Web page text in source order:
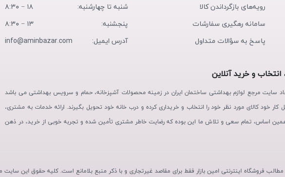
رویه‌های بازگرداندن کالا
سامانه رهگیری سفارشات
پاسخ به سؤالات متداول
شنبه تا چهارشنبه:
۱۸ − ۸:۳۰
پنجشنبه:
۱۳ − ۸:۳۰
آدرس ایمیل:
info@aminbazar.com
انتخاب و خرید آنلاین
سایت مرجع لوازم بهداشتی ساختمان ایران در زمینه محصولات آشپزخانه، حمام و سرویس بهداشتی می باشد
کار خود کالای مورد نظر خود را انتخاب و خریداری کرده و درب خانه خود تحویل بگیرند. ارائه خدمات به مشتری،
اساس، تمام سعی و تلاش ما این بوده که رضایت خاطر مشتری تأمین شده و تجربه خوبی از خرید، در ذهن
مطالب فروشگاه اینترنتی امین بازار فقط برای مقاصد غیرتجاری و با ذکر منبع بلامانع است. کلیه حقوق این سایت